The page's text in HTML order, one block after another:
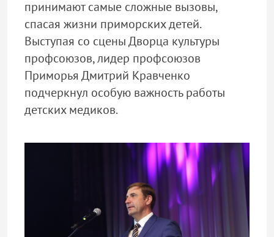
принимают самые сложные вызовы,
спасая жизни приморских детей.
Выступая со сцены Дворца культуры
профсоюзов, лидер профсоюзов
Приморья Дмитрий Кравченко
подчеркнул особую важность работы
детских медиков.